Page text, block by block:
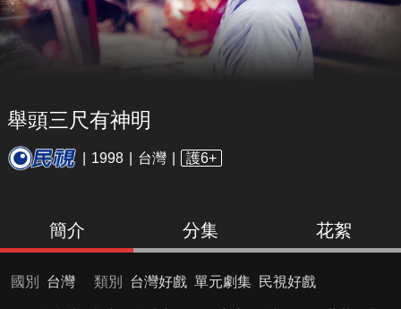
舉頭三尺有神明
1998 台灣 護6+
簡介 分集 花絮
國別 台灣 類別 台灣好戲 單元劇集 民視好戲